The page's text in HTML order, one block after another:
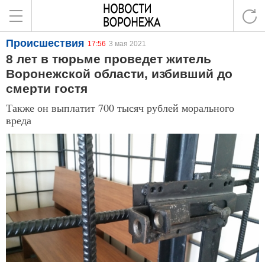
Происшествия 17:56 3 мая 2021
8 лет в тюрьме проведет житель
Воронежской области, избивший до
смерти гостя
Также он выплатит 700 тысяч рублей морального
вреда